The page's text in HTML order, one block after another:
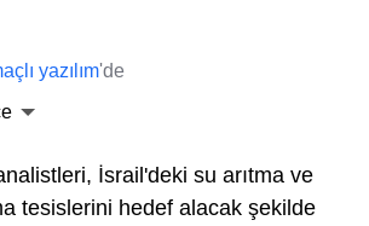
yazılım'de
İsrail'deki su arıtma ve
tesislerini hedef alacak şekilde